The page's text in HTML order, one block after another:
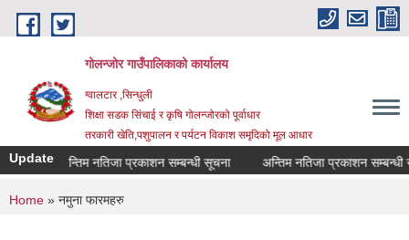
Skip to main content
गोलन्जोर गाउँपालिकाको कार्यालय
ग्वालटार ,सिन्धुली
शिक्षा सडक सिंचाई र कृषि गोलन्जोरको पूर्वाधार
तरकारी खेति,पशुपालन र पर्यटन विकाश समृदिको मूल आधार
Updateअन्तिम नतिजा प्रकाशन सम्बन्धी सूचना अन्तिम नतिजा प्रकाशन सम्बन्धी
You are here
Home » नमुना फारमहरु